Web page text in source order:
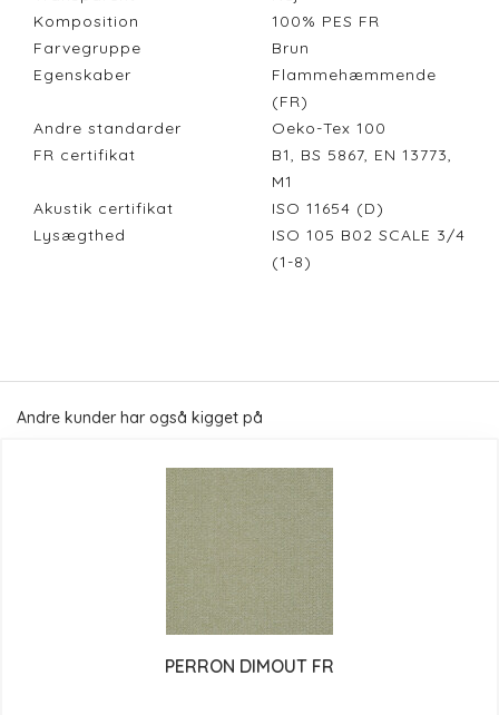
Komposition
100% PES FR
Farvegruppe
Brun
Egenskaber
Flammehæmmende
(FR)
Andre standarder
Oeko-Tex 100
FR certifikat
B1, BS 5867, EN 13773,
M1
Akustik certifikat
ISO 11654 (D)
Lysægthed
ISO 105 B02 SCALE 3/4
(1-8)
Andre kunder har også kigget på
PERRON DIMOUT FR